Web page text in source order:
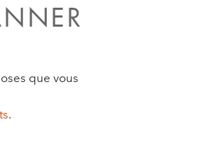
que vous
.